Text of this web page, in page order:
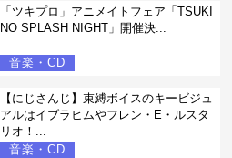
「ツキプロ」アニメイトフェア「TSUKI
NO SPLASH NIGHT」開催決...
音楽・CD
【にじさんじ】束縛ボイスのキービジュ
アルはイブラヒムやフレン・E・ルスタ
リオ！...
音楽・CD